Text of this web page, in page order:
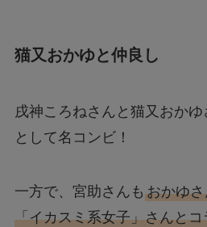
猫又おかゆと仲良し
戌神ころねさんと猫又おかゆ
として名コンビ！
一方で、宮助さんも おかゆ
「イカスミ系女子」さんとコ